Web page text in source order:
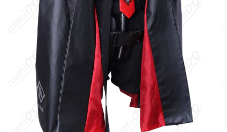
着用シーン
コスプレイベント、写真撮影、舞台、公
演、ハロウィン、アニメコン、パーティー
収納方法
ハンガーに吊るす、収納ケースに入れる、
衣装袋に保管
商品状態
新品未使用
洗濯方法
手洗い推奨、漂白不可
ベスティーは、ポストアポカリプス世界で“ラプチャー”と戦う女性
型戦闘兵器“ニケ”の一人。プレイヤーが指揮する部隊に属し、銃火
器による射撃戦で任務を遂行する。個別の所属メーカーや部隊